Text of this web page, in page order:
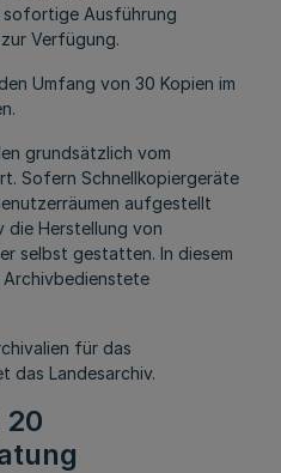
sofortige Ausführung
Verfügung.
Umfang von 30 Kopien im
grundsätzlich vom
Sofern Schnellkopiergeräte
aufgestellt
die Herstellung von
selbst gestatten. In diesem
für das
das Landesarchiv.
20